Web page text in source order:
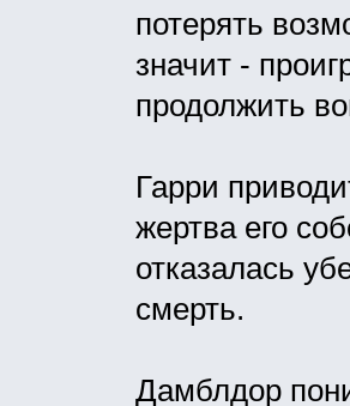
потерять
значит -
продолжить
Гарри
жертва его
отказалась
смерть.
Дамблдор